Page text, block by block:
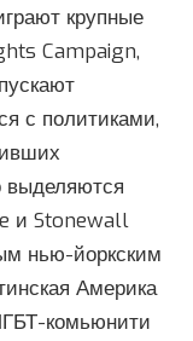
крупные
Campaign,
с политиками,
выделяются
и Stonewall
нью-йоркским
Америка
комьюнити